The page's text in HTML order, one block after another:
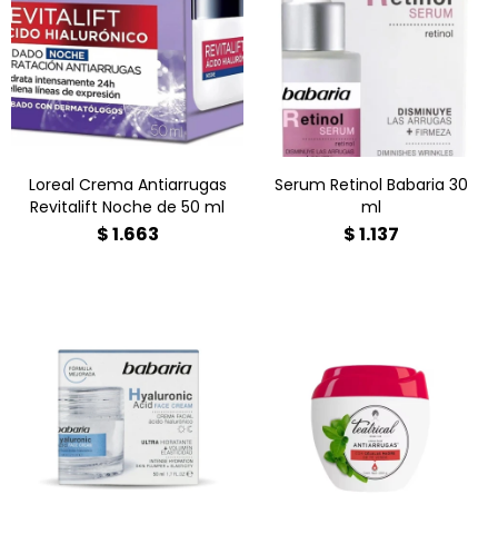
Revitalift 50ml combate
arrugas y falta de firmeza
mientras duermes. Con
Pro-Retinol avanzado,
regenera tu rostro noche
tras noche. ¡Comprala
online hoy en Farmacia
Goes! ?
Loreal Crema Antiarrugas
Revitalift Noche de 50 ml
$1.663
elasticidad y firmeza. Con
Retinol puro y Vegano,
hidrata y suaviza. ¡Piel más
joven y luminosa!
Encuéntralo en Farmacia
Serum Retinol Babaria 30
ml
$1.137
Hidratación intensa y
duradera para tu piel.
Reduce arrugas y mejora
la elasticidad. Apta para
todo tipo de piel, uso día y
noche. Encuéntrala en
Farmacia Goes. ¡Piel más
suave y firme!
Teatrical Antiarrugas con
células madre de Buddleja
davidii suaviza líneas de
expresión y mejora la
elasticidad. Piel radiante,
firme e hidratada por más
tiempo. ¡Buscala hoy en
Farmacia Goes!